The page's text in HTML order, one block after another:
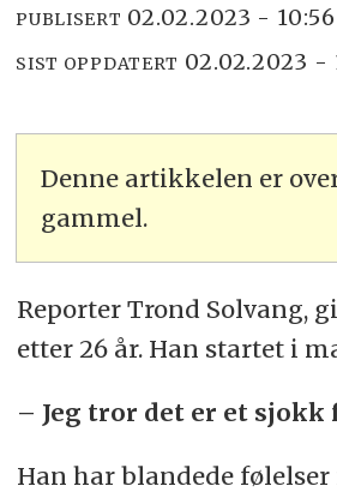
PUBLISERT 02.02.2023 - 10:56
SIST OPPDATERT 02.02.2023 -
Denne artikkelen er
gammel.
Reporter Trond Solvang,
etter 26 år. Han startet i
– Jeg tror det er et sjokk
Han har blandede